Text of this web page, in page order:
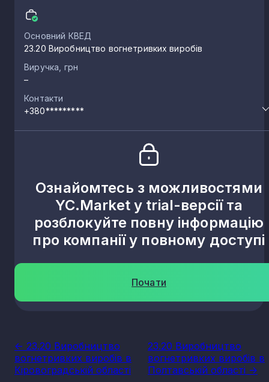
Основний КВЕД
23.20 Виробництво вогнетривких виробів
Виручка, грн
–
Контакти
+380*********
Ознайомтесь з можливостями
YC.Market у trial-версії та
розблокуйте повну інформацію
про компанії у повному доступі
Почати
<- 23.20 Виробництво
вогнетривких виробів в
Кіровоградській області
23.20 Виробництво
вогнетривких виробів в
Полтавській області ->